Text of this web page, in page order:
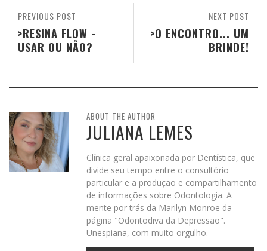
NEXT POST
>O ENCONTRO... UM
BRINDE!
PREVIOUS POST
>RESINA FLOW -
USAR OU NÃO?
ABOUT THE AUTHOR
JULIANA LEMES
Clínica geral apaixonada por Dentística, que
divide seu tempo entre o consultório
particular e a produção e compartilhamento
de informações sobre Odontologia. A
mente por trás da Marilyn Monroe da
página "Odontodiva da Depressão".
Unespiana, com muito orgulho.